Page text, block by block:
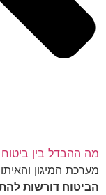
מה ההבדל בין ביטוח
מערכת המיגון
הביטוח דורשות